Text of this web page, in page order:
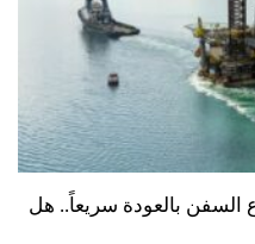
بالعودة سريعاً.. هل